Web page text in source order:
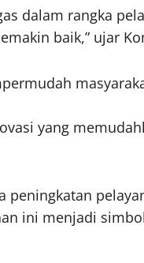
dalam rangka
baik,” ujar
yang
ini menjadi